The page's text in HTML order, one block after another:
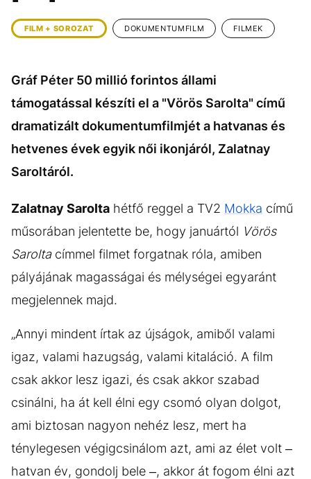
KÖZÉLET
ÉLETMÓD DESIGN
VIDEÓ TÖRTÉNETEK
GASZTRO
FILM + SOROZAT DOKUMENTUMFILM FILMEK
Gráf Péter 50 millió forintos állami
támogatással készíti el a "Vörös Sarolta" című
dramatizált dokumentumfilmjét a hatvanas és
hetvenes évek egyik női ikonjáról, Zalatnay
Saroltáról.
Zalatnay Sarolta hétfő reggel a TV2 Mokka című
műsorában jelentette be, hogy januártól Vörös
Saroltacímmel filmet forgatnak róla, amiben
pályájának magasságai és mélységei egyaránt
megjelennek majd.
„Annyi mindent írtak az újságok, amiből valami
igaz, valami hazugság, valami kitaláció. A film
csak akkor lesz igazi, és csak akkor szabad
csinálni, ha át kell élni egy csomó olyan dolgot,
ami biztosan nagyon nehéz lesz, mert ha
ténylegesen végigcsinálom azt, ami az élet volt –
hatvan év, gondolj bele –, akkor át fogom élni azt